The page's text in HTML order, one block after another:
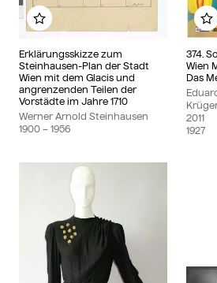
Erklärungsskizze zum
Steinhausen-Plan der Stadt
Wien mit dem Glacis und
angrenzenden Teilen der
Vorstädte im Jahre 1710
Werner Arnold Steinhausen
1900 – 1956
Add to my album
374.
Wien
Das
2011
1927